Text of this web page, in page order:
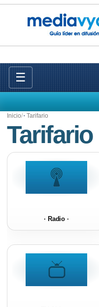
☰
Inicio Tarifario
Tarifario
· Radio ·